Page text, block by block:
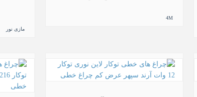
4M
مازی نور